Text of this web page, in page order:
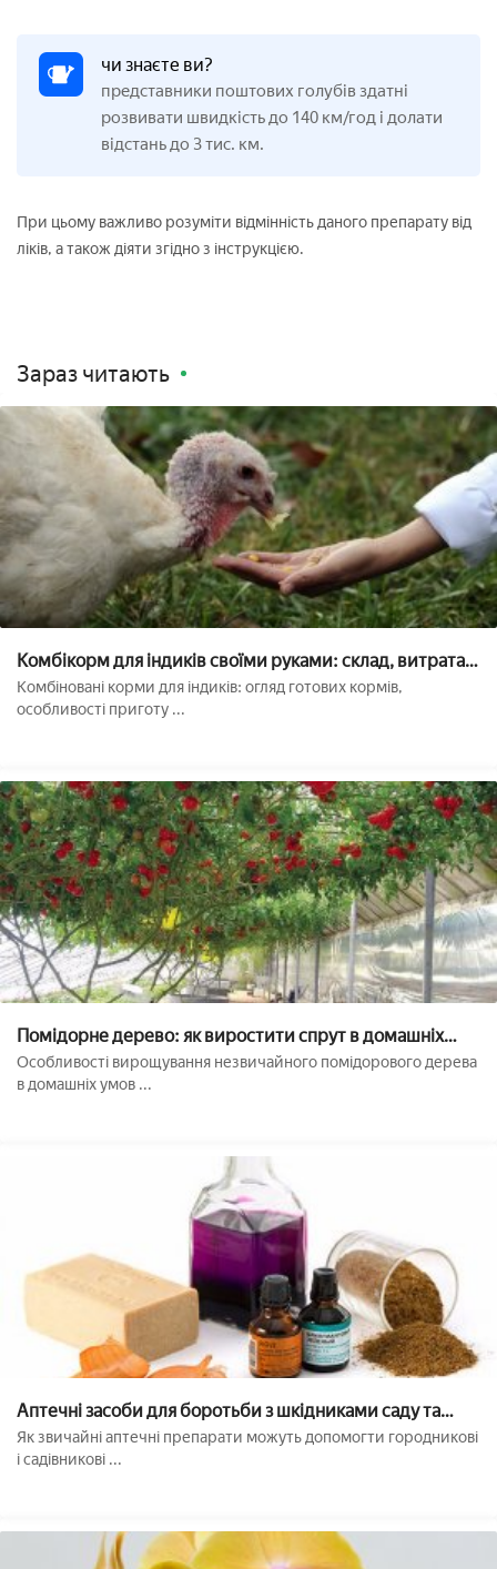
чи знаєте ви?
представники поштових голубів здатні
розвивати швидкість до 140 км/год і долати
відстань до 3 тис. км.
При цьому важливо розуміти відмінність даного препарату від
ліків, а також діяти згідно з інструкцією.
Зараз читають
Комбікорм для індиків своїми руками: склад, витрата
корму, таблиця
Комбіновані корми для індиків: огляд готових кормів,
особливості приготу ...
Помідорне дерево: як виростити спрут в домашніх
умовах
Особливості вирощування незвичайного помідорового дерева
в домашніх умов ...
Аптечні засоби для боротьби з шкідниками саду та
городу: йод, зеленка, аспірин
Як звичайні аптечні препарати можуть допомогти городникові
і садівникові ...